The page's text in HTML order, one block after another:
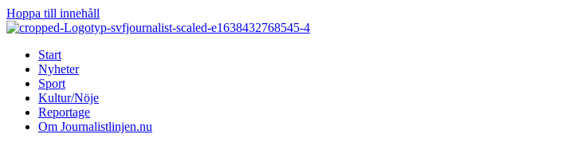
Hoppa till innehåll
Start
Nyheter
Sport
Kultur/Nöje
Reportage
Om Journalistlinjen.nu